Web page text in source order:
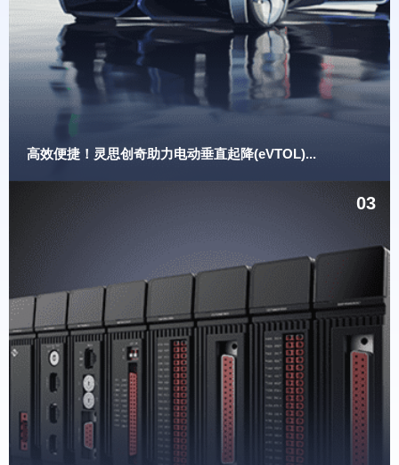
高效便捷！灵思创奇助力电动垂直起降(eVTOL)...
03